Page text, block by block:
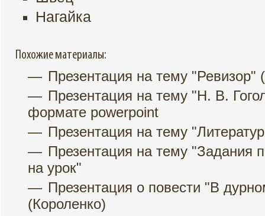
Нагайка
Похожие материалы:
Презентация на тему "Ревизор"
Презентация на тему "Н. В.
формате powerpoint
Презентация на тему
Презентация на тему "Задания
на урок"
Презентация о повести "В
(Короленко)